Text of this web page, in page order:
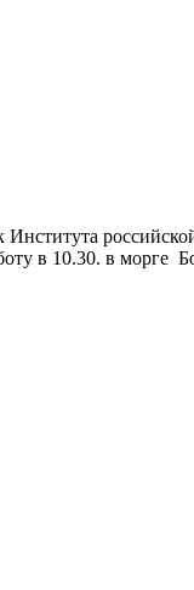
в 10.30. в морге